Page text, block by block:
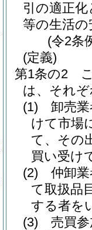
引の適正
等の生活
(令2条
(定義)
第1条の2
は、それ
(1)
卸売
けて市場
て、その
買い受け
(2)
仲卸
て取扱品
する者を
(3)
売買